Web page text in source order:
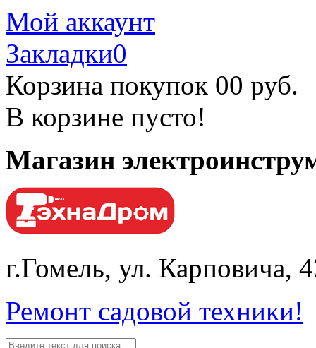
Мой аккаунт
Закладки0
Корзина покупок 00 руб.
В корзине пусто!
Магазин
г.Гомель, ул. Карповича,
Ремонт садовой техники!